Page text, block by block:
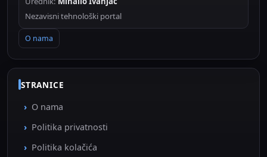
Nezavisni tehnološki portal
O nama
STRANICE
O nama
Politika privatnosti
Politika kolačića